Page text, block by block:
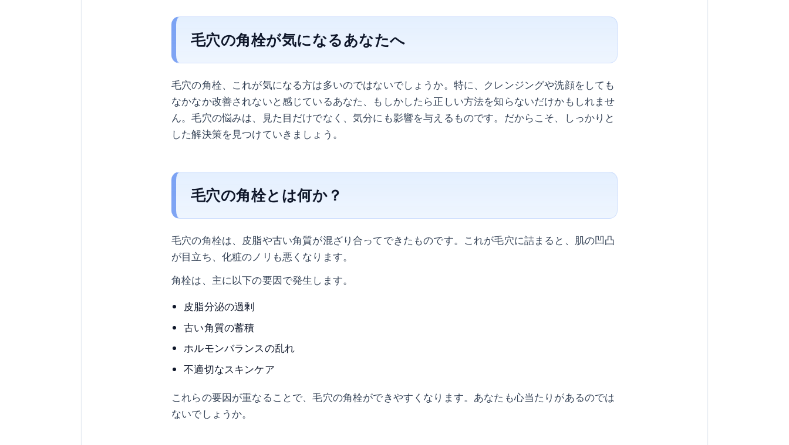
毛穴の角栓が気になるあなたへ
毛穴の角栓、これが気になる方は多いのではないでしょうか。特に、クレンジングや洗顔をしても
なかなか改善されないと感じているあなた、もしかしたら正しい方法を知らないだけかもしれませ
ん。毛穴の悩みは、見た目だけでなく、気分にも影響を与えるものです。だからこそ、しっかりと
した解決策を見つけていきましょう。
毛穴の角栓とは何か？
毛穴の角栓は、皮脂や古い角質が混ざり合ってできたものです。これが毛穴に詰まると、肌の凹凸
が目立ち、化粧のノリも悪くなります。
角栓は、主に以下の要因で発生します。
皮脂分泌の過剰
古い角質の蓄積
ホルモンバランスの乱れ
不適切なスキンケア
これらの要因が重なることで、毛穴の角栓ができやすくなります。あなたも心当たりがあるのでは
ないでしょうか。